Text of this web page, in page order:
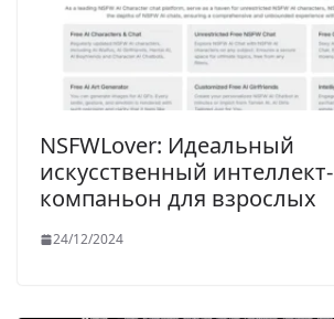
NSFWLover: Идеальный
искусственный интеллект-
компаньон для взрослых
24/12/2024